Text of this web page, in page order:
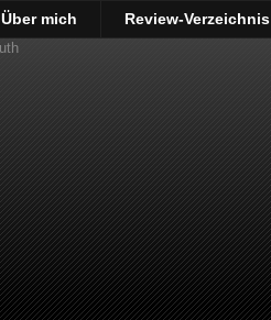
Über mich Review-Verzeichnis